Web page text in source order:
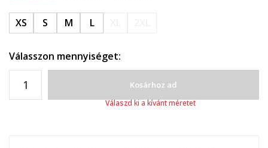
XS S M L
Válasszon mennyiséget:
Kosárhoz ad
Válaszd ki a kívánt méretet